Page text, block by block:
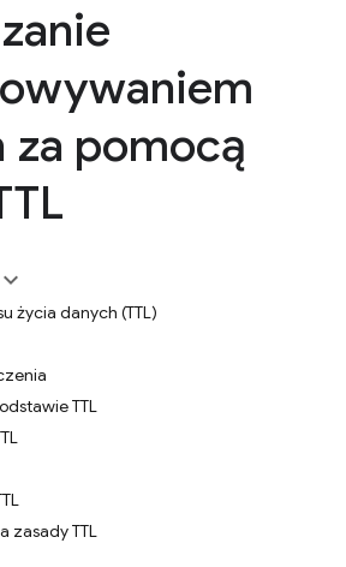
za pomocą
życia danych (TTL)
TTL
zasady TTL